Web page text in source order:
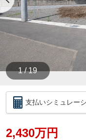
1 / 19
支払いシミュレー
2,430万円